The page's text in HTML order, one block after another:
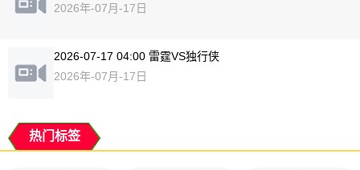
2026年-07月-17日
2026-07-17 04:00 雷霆VS独行侠
2026年-07月-17日
热门标签